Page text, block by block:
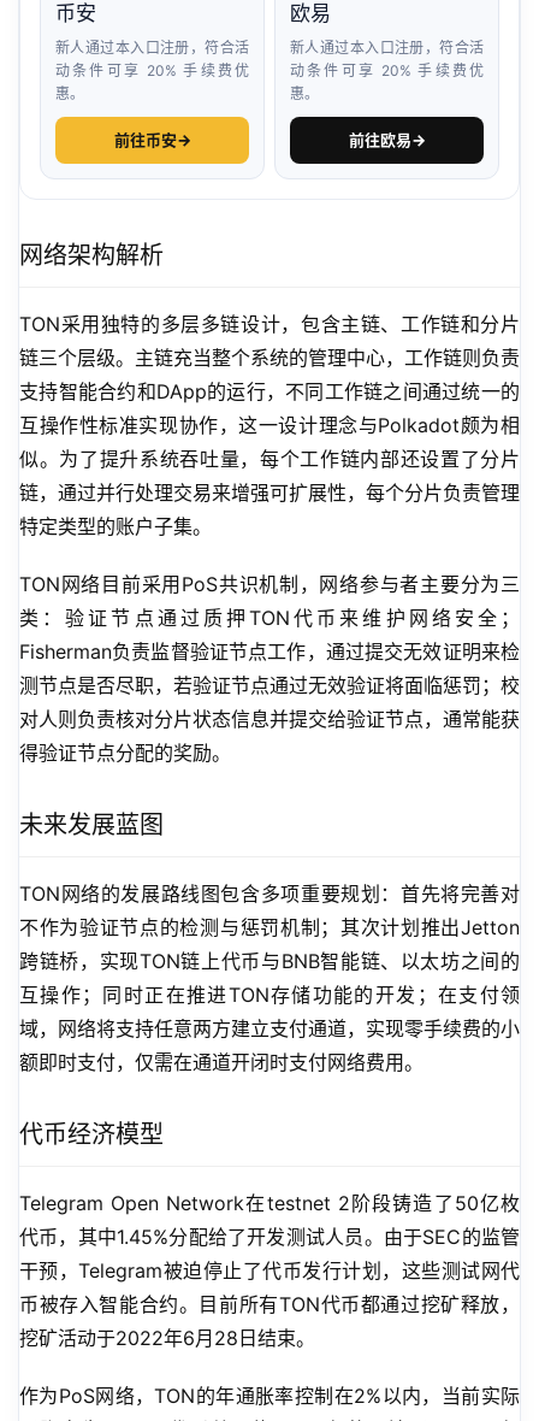
币安
新人通过本入口注册，符合活
动条件可享 20% 手续费优
惠。
前往币安→
欧易
新人通过本入口注册，符合活
动条件可享 20% 手续费优
惠。
前往欧易→
网络架构解析
TON采用独特的多层多链设计，包含主链、工作链和分片
链三个层级。主链充当整个系统的管理中心，工作链则负责
支持智能合约和DApp的运行，不同工作链之间通过统一的
互操作性标准实现协作，这一设计理念与Polkadot颇为相
似。为了提升系统吞吐量，每个工作链内部还设置了分片
链，通过并行处理交易来增强可扩展性，每个分片负责管理
特定类型的账户子集。
TON网络目前采用PoS共识机制，网络参与者主要分为三
类：验证节点通过质押TON代币来维护网络安全；
Fisherman负责监督验证节点工作，通过提交无效证明来检
测节点是否尽职，若验证节点通过无效验证将面临惩罚；校
对人则负责核对分片状态信息并提交给验证节点，通常能获
得验证节点分配的奖励。
未来发展蓝图
TON网络的发展路线图包含多项重要规划：首先将完善对
不作为验证节点的检测与惩罚机制；其次计划推出Jetton
跨链桥，实现TON链上代币与BNB智能链、以太坊之间的
互操作；同时正在推进TON存储功能的开发；在支付领
域，网络将支持任意两方建立支付通道，实现零手续费的小
额即时支付，仅需在通道开闭时支付网络费用。
代币经济模型
Telegram Open Network在testnet 2阶段铸造了50亿枚
代币，其中1.45%分配给了开发测试人员。由于SEC的监管
干预，Telegram被迫停止了代币发行计划，这些测试网代
币被存入智能合约。目前所有TON代币都通过挖矿释放，
挖矿活动于2022年6月28日结束。
作为PoS网络，TON的年通胀率控制在2%以内，当前实际